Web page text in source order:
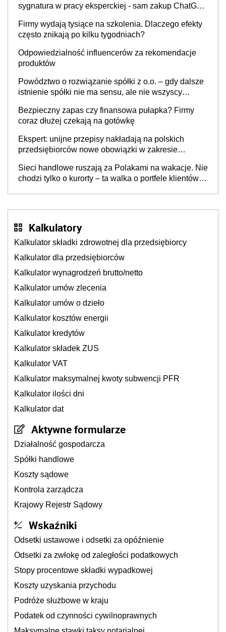
sygnatura w pracy eksperckiej - sam zakup ChatGPT
Firmy wydają tysiące na szkolenia. Dlaczego efekty
często znikają po kilku tygodniach?
Odpowiedzialność influencerów za rekomendacje
produktów
Powództwo o rozwiązanie spółki z o.o. – gdy dalsze
istnienie spółki nie ma sensu, ale nie wszyscy
Bezpieczny zapas czy finansowa pułapka? Firmy
coraz dłużej czekają na gotówkę
Ekspert: unijne przepisy nakładają na polskich
przedsiębiorców nowe obowiązki w zakresie
Sieci handlowe ruszają za Polakami na wakacje. Nie
chodzi tylko o kurorty – ta walka o portfele klientów
Kalkulatory
Kalkulator składki zdrowotnej dla przedsiębiorcy
Kalkulator dla przedsiębiorców
Kalkulator wynagrodzeń brutto/netto
Kalkulator umów zlecenia
Kalkulator umów o dzieło
Kalkulator kosztów energii
Kalkulator kredytów
Kalkulator składek ZUS
Kalkulator VAT
Kalkulator maksymalnej kwoty subwencji PFR
Kalkulator ilości dni
Kalkulator dat
Aktywne formularze
Działalność gospodarcza
Spółki handlowe
Koszty sądowe
Kontrola zarządcza
Krajowy Rejestr Sądowy
Wskaźniki
Odsetki ustawowe i odsetki za opóźnienie
Odsetki za zwłokę od zaległości podatkowych
Stopy procentowe składki wypadkowej
Koszty uzyskania przychodu
Podróże służbowe w kraju
Podatek od czynności cywilnoprawnych